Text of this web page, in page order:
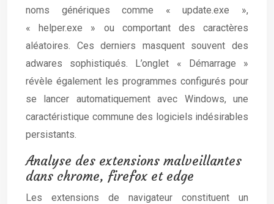
noms génériques comme « update.exe »,
« helper.exe » ou comportant des caractères
aléatoires. Ces derniers masquent souvent des
adwares sophistiqués. L’onglet « Démarrage »
révèle également les programmes configurés pour
se lancer automatiquement avec Windows, une
caractéristique commune des logiciels indésirables
persistants.
Analyse des extensions malveillantes
dans chrome, firefox et edge
Les extensions de navigateur constituent un